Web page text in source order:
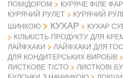
ПОМІДОРОМ
КУРЯЧЕ ФІЛЕ
КУРЯЧИЙ РУЛЕТ
КУРЯЧИЙ
ШИНКОЮ
КУХАР КУХАР
КІЛЬКІСТЬ ПРОДУКТУ ДЛЯ
ЛАЙФХАКИ
ЛАЙФХАКИ ДЛЯ
ДЛЯ КОНДИТЕРСЬКИХ ВИРОБІВ
ЛИСТКОВЕ ТІСТО
ЛИСТКОВІ